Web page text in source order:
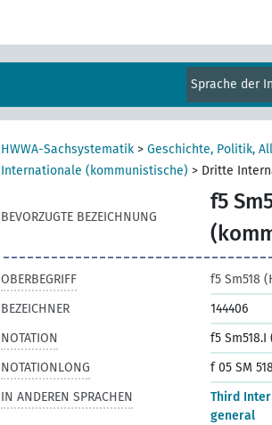
Sprache der
HWWA-Sachsystematik > Geschichte, Politik,
Internationale (kommunistische) > Dritte
BEVORZUGTE BEZEICHNUNG
f5
OBERBEGRIFF f5 Sm518
BEZEICHNER
144406
NOTATION
f5 Sm518.I
NOTATIONLONG
f 05 SM
IN ANDEREN SPRACHEN
Third
general